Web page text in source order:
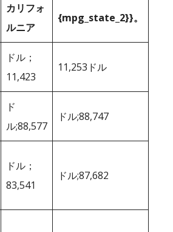
カリフォ
ルニア
{mpg_state_2}}。
ドル；
11,423
11,253ドル
ド
ル;88,577
ドル;88,747
ドル；
83,541
ドル;87,682